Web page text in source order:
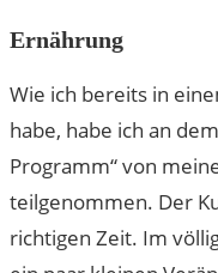
Ernährung
Wie ich bereits in
habe, habe ich an
Programm“ von
teilgenommen. Der
richtigen Zeit. Im